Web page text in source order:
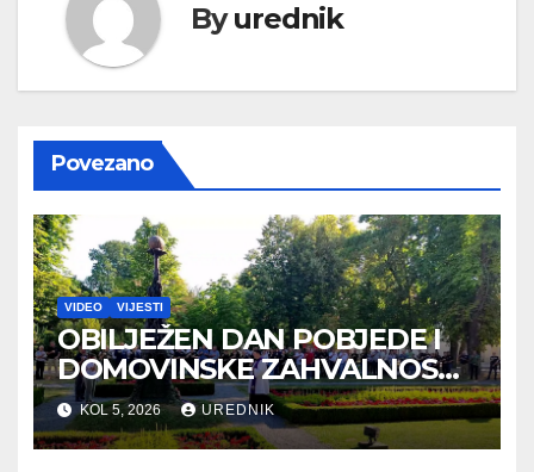
Byurednik
Povezano
VIDEO VIJESTI
OBILJEŽEN DAN POBJEDE I
DOMOVINSKE ZAHVALNOSTI
TE DAN HRVATSKIH
BRANITELJA
KOL 5, 2026 UREDNIK